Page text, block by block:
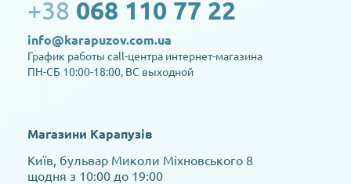
+38 068 110 77 22
info@karapuzov.com.ua
График работы call-центра интернет-магазина
ПН-СБ 10:00-18:00, ВС выходной
Магазини Карапузів
Київ, бульвар Миколи Міхновського 8
щодня з 10:00 до 19:00